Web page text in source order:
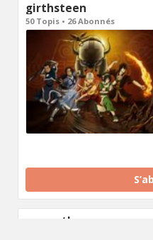
girthsteen
50 Topis • 26 Abonnés
maraeth